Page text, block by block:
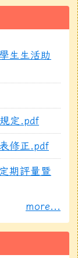
生生活助
定.pdf
修正.pdf
期評量暨
more...